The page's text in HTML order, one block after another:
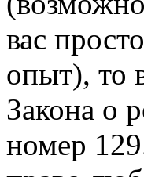
вас
опыт), то
Закона о
номер